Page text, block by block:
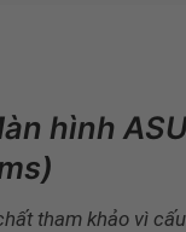
hình
tham khảo vì